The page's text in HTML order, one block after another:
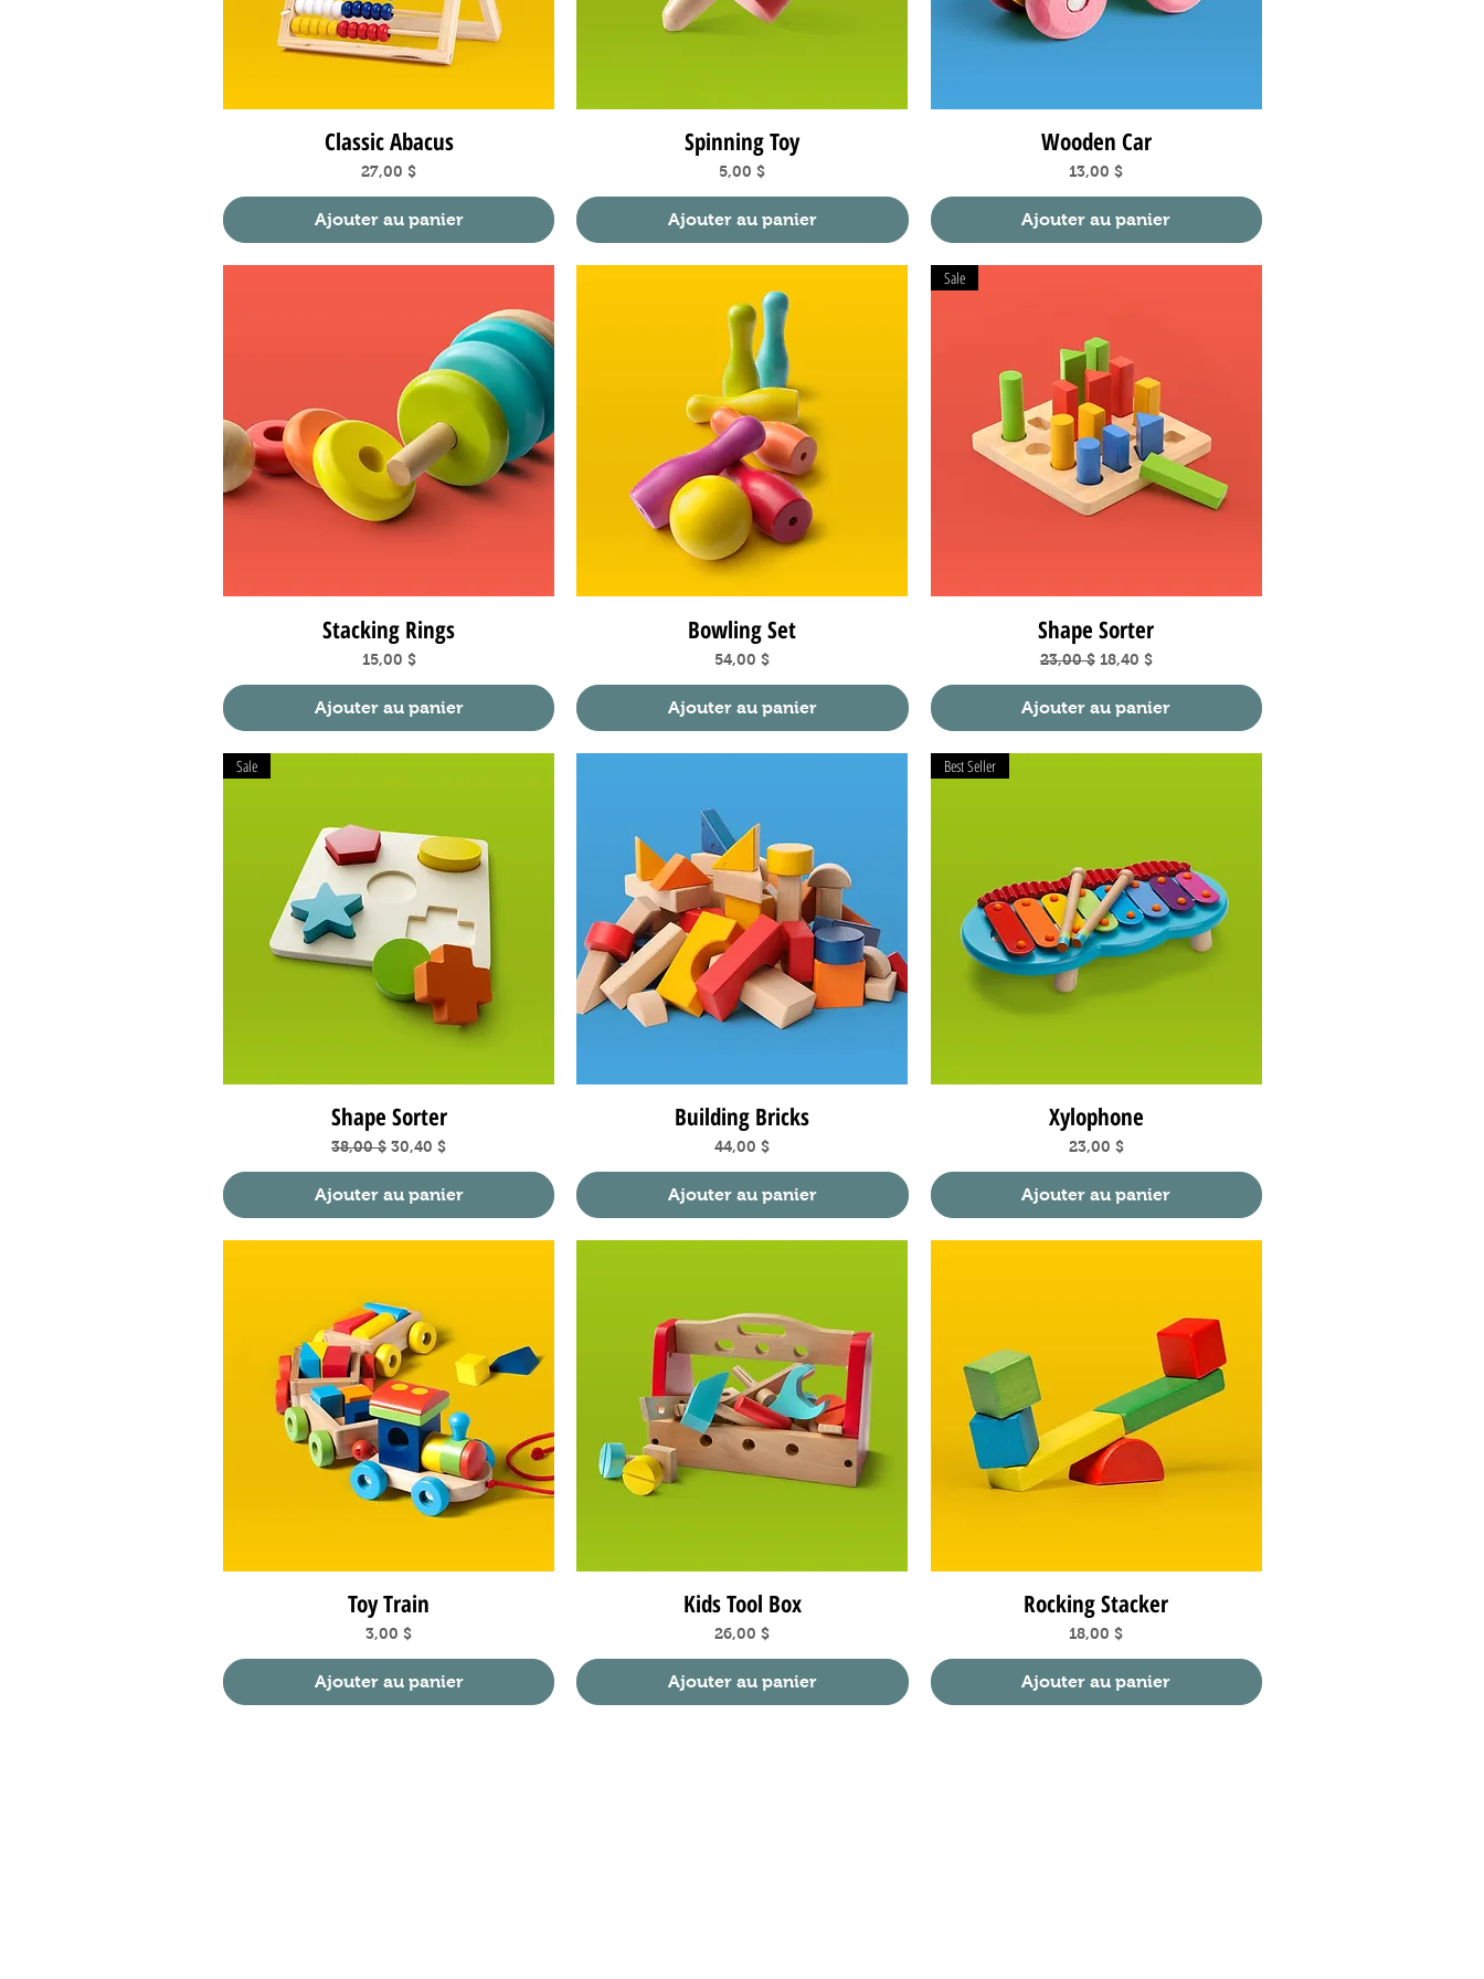
Aperçu rapide
Classic Abacus
Prix
27,00 $
Ajouter au panier
Aperçu rapide
Spinning Toy
Prix
5,00 $
Ajouter au panier
Aperçu rapide
Wooden Car
Prix
13,00 $
Ajouter au panier
Aperçu rapide
Stacking Rings
Prix
15,00 $
Ajouter au panier
Aperçu rapide
Bowling Set
Prix
54,00 $
Ajouter au panier
Aperçu rapide
Sale
Shape Sorter
Prix original
23,00 $ Prix promotionnel
18,40 $
Ajouter au panier
Aperçu rapide
Sale
Shape Sorter
Prix original
38,00 $ Prix promotionnel
30,40 $
Ajouter au panier
Aperçu rapide
Building Bricks
Prix
44,00 $
Ajouter au panier
Aperçu rapide
Best Seller
Xylophone
Prix
23,00 $
Ajouter au panier
Aperçu rapide
Toy Train
Prix
3,00 $
Ajouter au panier
Aperçu rapide
Kids Tool Box
Prix
26,00 $
Ajouter au panier
Aperçu rapide
Rocking Stacker
Prix
18,00 $
Ajouter au panier